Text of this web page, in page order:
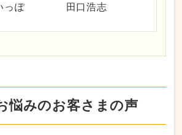
いっぽ 田口浩志
悩みのお客さまの声